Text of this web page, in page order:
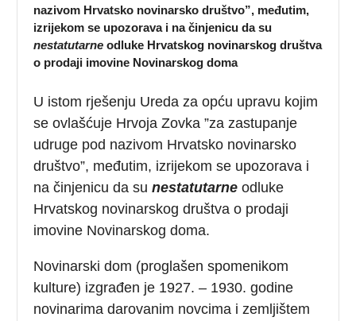
nazivom Hrvatsko novinarsko društvo”, međutim,
izrijekom se upozorava i na činjenicu da su
nestatutarneodluke Hrvatskog novinarskog društva
o prodaji imovine Novinarskog doma
U istom rješenju Ureda za opću upravu kojim
se ovlašćuje Hrvoja Zovka ”za zastupanje
udruge pod nazivom Hrvatsko novinarsko
društvo”, međutim, izrijekom se upozorava i
na činjenicu da sunestatutarneodluke
Hrvatskog novinarskog društva o prodaji
imovine Novinarskog doma.
Novinarski dom (proglašen spomenikom
kulture) izgrađen je 1927. – 1930. godine
novinarima darovanim novcima i zemljištem